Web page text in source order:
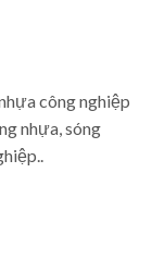
công nghiệp
nhựa, sóng